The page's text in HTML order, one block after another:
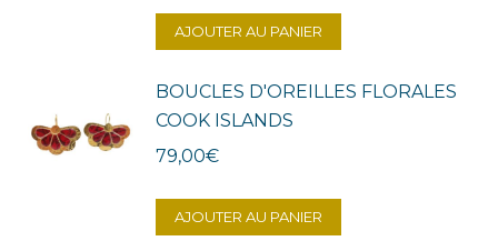
AJOUTER AU PANIER
BOUCLES D'OREILLES FLORALES
COOK ISLANDS
79,00€
AJOUTER AU PANIER